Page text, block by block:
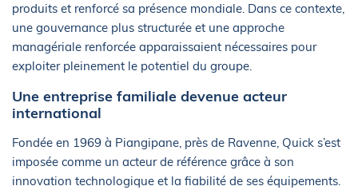
produits et renforcé sa présence mondiale. Dans ce contexte,
une gouvernance plus structurée et une approche
managériale renforcée apparaissaient nécessaires pour
exploiter pleinement le potentiel du groupe.
Une entreprise familiale devenue acteur
international
Fondée en 1969 à Piangipane, près de Ravenne, Quick s’est
imposée comme un acteur de référence grâce à son
innovation technologique et la fiabilité de ses équipements.